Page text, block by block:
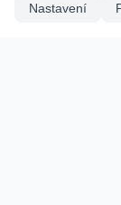
CVčko.eu
Nastavení